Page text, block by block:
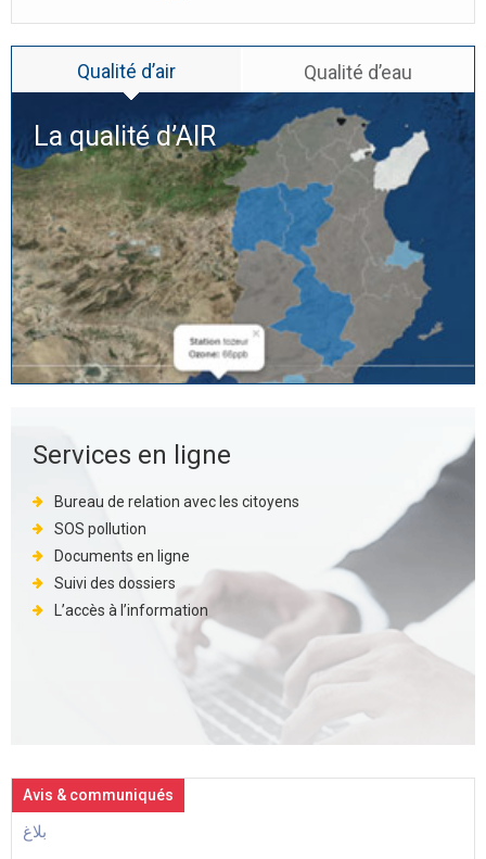
Qualité d’air Qualité d’eau
La qualité d’AIR
Services en ligne
Bureau de relation avec les citoyens
SOS pollution
Documents en ligne
Suivi des dossiers
L’accès à l’information
Avis & communiqués
بلاغ